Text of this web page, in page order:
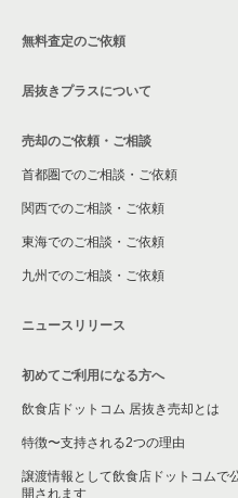
無料査定のご依頼
居抜きプラスについて
売却のご依頼・ご相談
首都圏でのご相談・ご依頼
関西でのご相談・ご依頼
東海でのご相談・ご依頼
九州でのご相談・ご依頼
ニュースリリース
初めてご利用になる方へ
飲食店ドットコム 居抜き売却とは
特徴〜支持される2つの理由
譲渡情報として飲食店ドットコムで
開されます